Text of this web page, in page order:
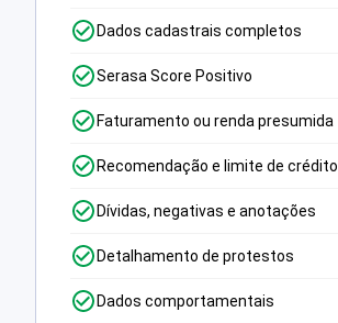
Dados cadastrais completos
Serasa Score Positivo
Faturamento ou renda presumida
Recomendação e limite de crédito
Dívidas, negativas e anotações
Detalhamento de protestos
Dados comportamentais